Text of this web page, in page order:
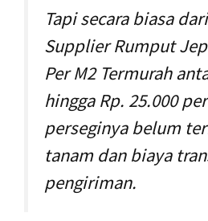
Tapi secara biasa
Supplier Rumput
Per M2 Termurah
hingga Rp. 25.000
perseginya belum
tanam dan biaya
pengiriman.